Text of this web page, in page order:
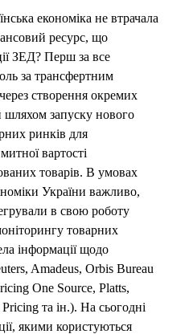
економіка не втрачала
ресурс, що
ЗЕД? Перш за все
за трансфертним
створення окремих
запуску нового
ринків для
вартості
товарів. В умовах
України важливо,
в свою роботу
товарних
інформації щодо
Amadeus, Orbis Bureau
One Source, Platts,
та ін.). На сьогодні
якими користуються